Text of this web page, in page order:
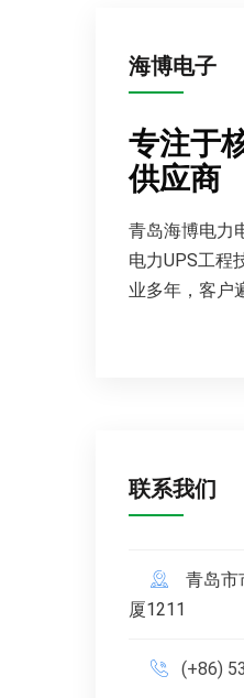
海博电子
专注于
供应商
青岛海博电力
电力UPS工程
业多年，客户
联系我们
青岛市
厦1211
(+86)